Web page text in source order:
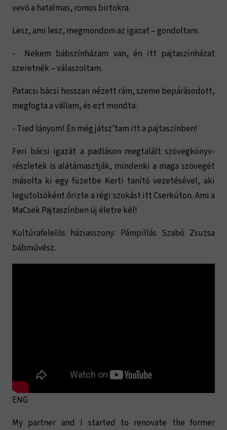
vevő a hatalmas, romos birtokra.
Lesz, ami lesz, megmondom az igazat – gondoltam.
- Nekem bábszínházam van, én itt pajtaszínházat
szeretnék – válaszoltam.
Patacsi bácsi hosszan nézett rám, szeme bepárásodott,
megfogta a vállam, és ezt mondta:
- Tied lányom! Én még játsz’tam itt a pajtaszínben!
Feri bácsi igazát a padláson megtalált szövegkönyv-
részletek is alátámasztják, mindenki a maga szövegét
másolta ki egy füzetbe Kerti tanító vezetésével, aki
legutolsóként őrizte a régi szokást itt Cserkúton. Ami a
MaCsek Pajtaszínben új életre kél!
Kultúrafelelős háziasszony: Pámpillás Szabó Zsuzsa
bábművész.
ENG
My partner and I started to renovate the former